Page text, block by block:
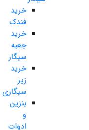
خرید
فندک
خرید
جعبه
سیگار
خرید
زیر
سیگاری
بنزین
و
ادوات